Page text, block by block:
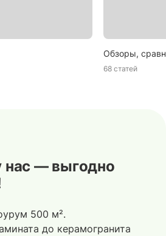
Обзоры,
68 статей
нас — выгодно
500 м².
до керамогранита